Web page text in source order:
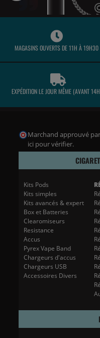
MAGASINS OUVERTS DE 11H À 19H30
EXPÉDITION LE JOUR MÊME (AVANT
Marchand approuvé
ici pour vérifier.
Kits Pods
Kits simples
Kits avancés & expert
Box et Batteries
Clearomiseurs
Resistance
Accus
Pyrex Vape Band
Chargeurs d'accus
Chargeurs USB
Accessoires Divers